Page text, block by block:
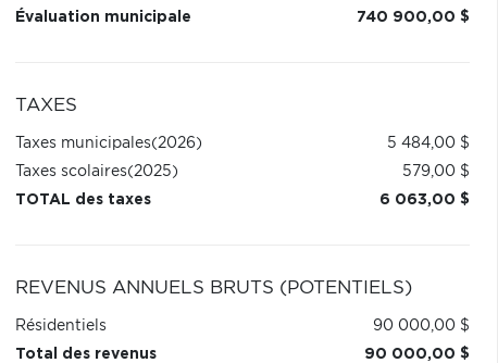
Évaluation municipale 740 900,00 $
TAXES
Taxes municipales(2026)
5 484,00 $
Taxes scolaires(2025)
579,00 $
TOTAL des taxes
6 063,00 $
REVENUS ANNUELS BRUTS (POTENTIELS)
Résidentiels
90 000,00 $
Total des revenus
90 000,00 $